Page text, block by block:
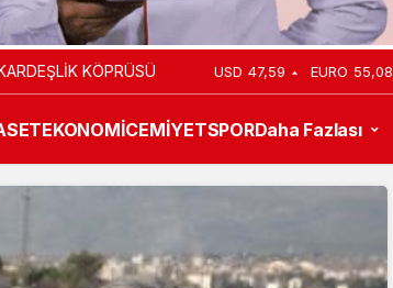
USD 47,59 EURO 55,08
EKONOMİCEMİYETSPORDaha Fazlası